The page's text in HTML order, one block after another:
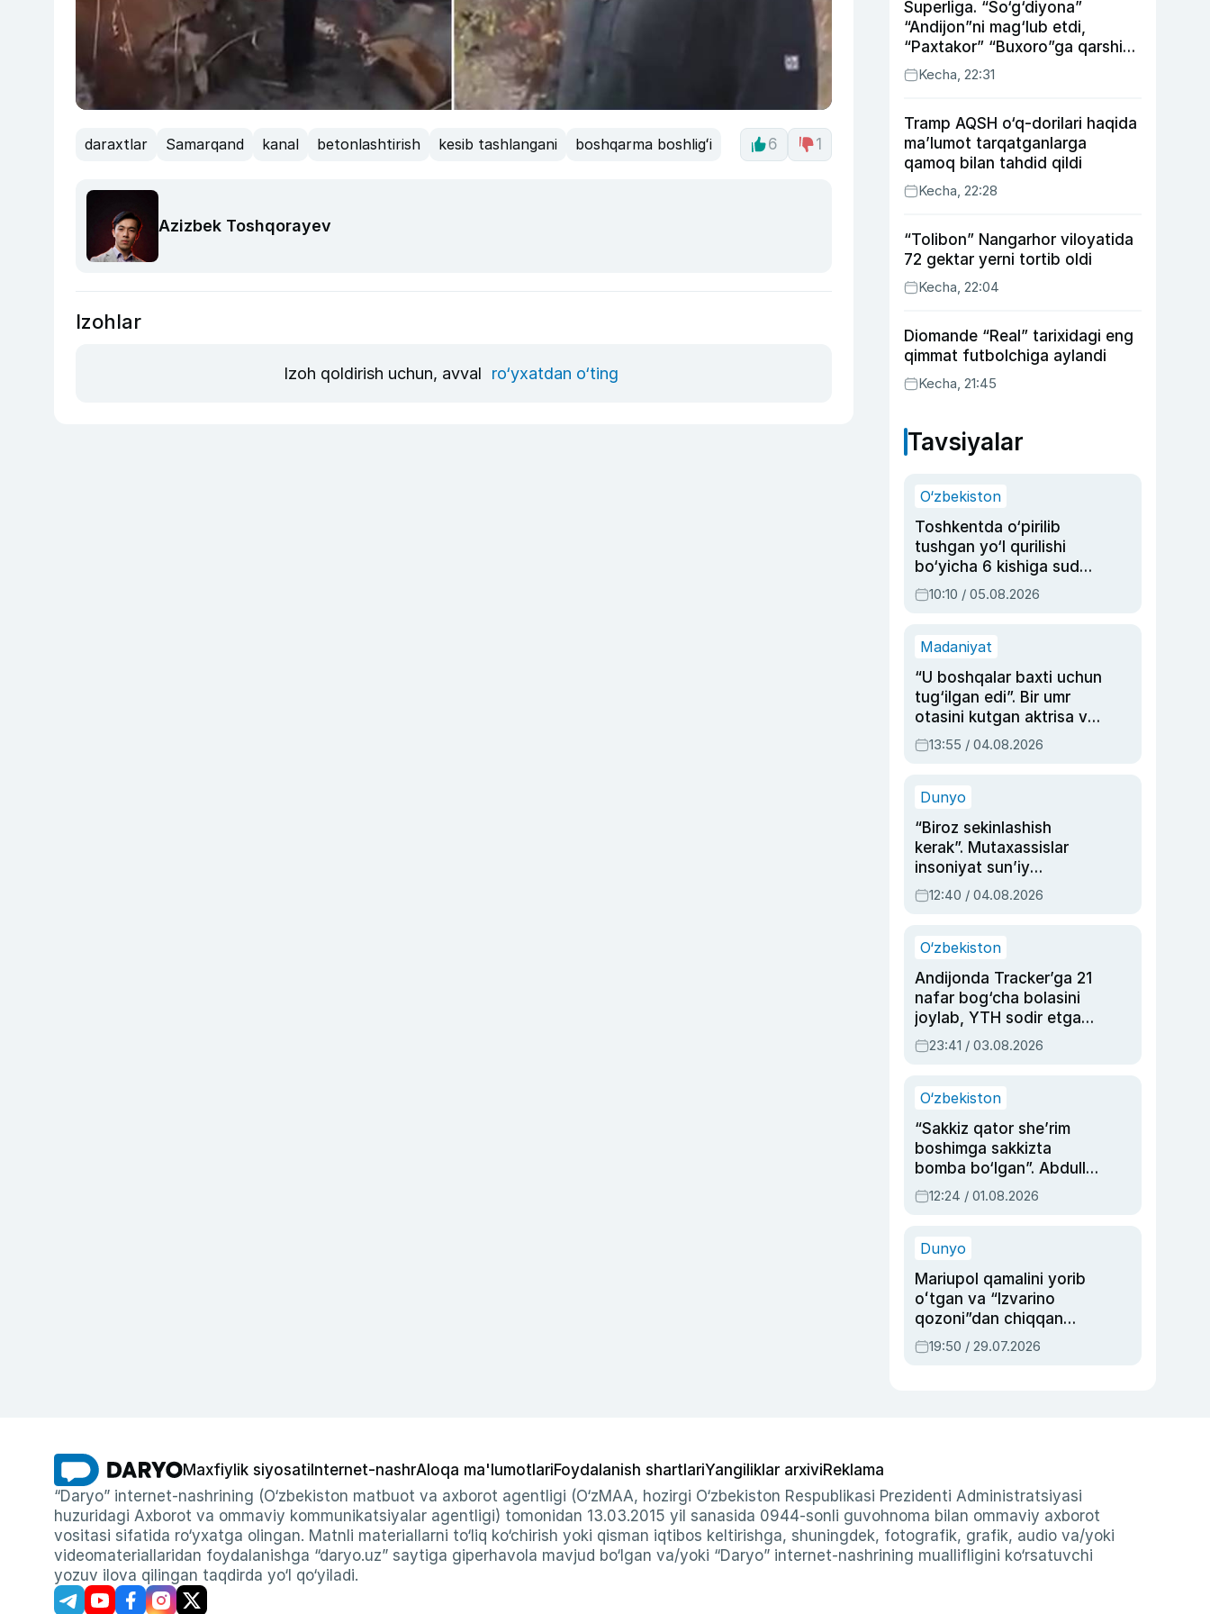
daraxtlar Samarqand kanal betonlashtirish kesib tashlangani boshqarma boshligʻi 6 1
Azizbek Toshqorayev
Izohlar
Izoh qoldirish uchun, avval ro‘yxatdan o‘ting
Superliga. “So‘g‘diyona”
“Andijon”ni mag‘lub etdi,
“Paxtakor” “Buxoro”ga qarshi
bahsda g‘alabani qo‘ldan
chiqardi
Kecha, 22:31
Tramp AQSH o‘q-dorilari haqida
ma’lumot tarqatganlarga
qamoq bilan tahdid qildi
Kecha, 22:28
“Tolibon” Nangarhor viloyatida
72 gektar yerni tortib oldi
Kecha, 22:04
Diomande “Real” tarixidagi eng
qimmat futbolchiga aylandi
Kecha, 21:45
Tavsiyalar
O‘zbekiston
Toshkentda o‘pirilib
tushgan yo‘l qurilishi
bo‘yicha 6 kishiga sud
hukmi o‘qildi
10:10 / 05.08.2026
Madaniyat
“U boshqalar baxti uchun
tug‘ilgan edi”. Bir umr
otasini kutgan aktrisa va
dublyaj ustasi Rimma
Ahmedovaning
13:55 / 04.08.2026
Dunyo
“Biroz sekinlashish
kerak”. Mutaxassislar
insoniyat sun’iy
intellektni boshqara
olmay qolishidan xavotir
12:40 / 04.08.2026
O‘zbekiston
Andijonda Tracker’ga 21
nafar bog‘cha bolasini
joylab, YTH sodir etgan
ayolga sud hukmi o‘qildi
23:41 / 03.08.2026
O‘zbekiston
“Sakkiz qator she’rim
boshimga sakkizta
bomba bo‘lgan”. Abdulla
Oripovni siyosiy
ayblovlardan asrab
12:24 / 01.08.2026
Dunyo
Mariupol qamalini yorib
oʻtgan va “Izvarino
qozoni”dan chiqqan
qahramon — Ukraina
armiyasi bosh
19:50 / 29.07.2026
Maxfiylik siyosati Internet-nashrAloqa ma'lumotlariFoydalanish shartlariYangiliklar arxiviReklama
“Daryo” internet-nashrining (O‘zbekiston matbuot va axborot agentligi (O‘zMAA, hozirgi O‘zbekiston Respublikasi Prezidenti Administratsiyasi
huzuridagi Axborot va ommaviy kommunikatsiyalar agentligi) tomonidan 13.03.2015 yil sanasida 0944-sonli guvohnoma bilan ommaviy axborot
vositasi sifatida ro‘yxatga olingan. Matnli materiallarni to‘liq ko‘chirish yoki qisman iqtibos keltirishga, shuningdek, fotografik, grafik, audio va/yoki
videomateriallaridan foydalanishga “daryo.uz” saytiga giperhavola mavjud bo‘lgan va/yoki “Daryo” internet-nashrining muallifligini ko‘rsatuvchi
yozuv ilova qilingan taqdirda yo‘l qo‘yiladi.